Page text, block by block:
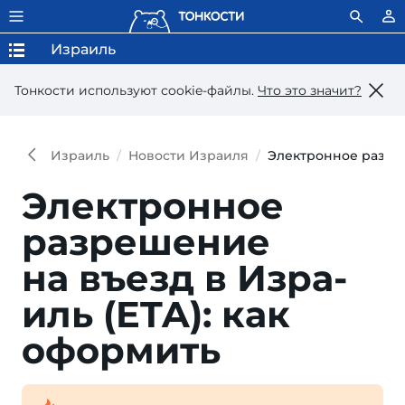
Тонкости используют сookie-файлы. Что это значит?
Израиль
Израиль Новости Израиля Электронное
Электронное
разре­шение
на въезд в Изра­
иль (ETA): как
оформить